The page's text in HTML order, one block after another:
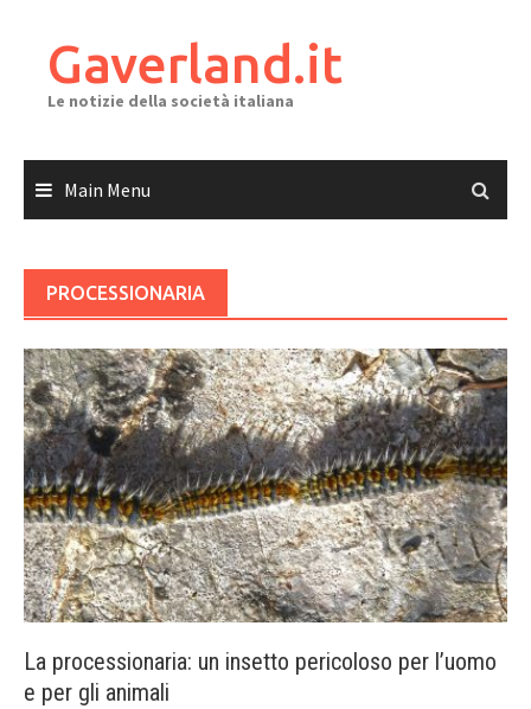
contentGaverland.it
Le notizie della società italiana
Main Menu
PROCESSIONARIA
La processionaria: un insetto pericoloso per l’uomo
e per gli animali